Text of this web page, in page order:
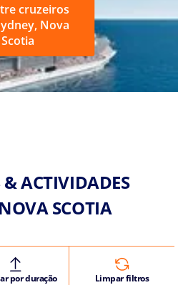
cruzeiros
Nova
Scotia
& ACTIVIDADES
SCOTIA
por duração Limpar filtros